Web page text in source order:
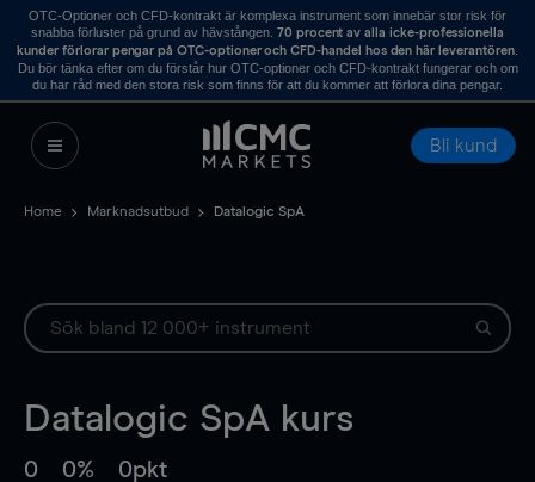
OTC-Optioner och CFD-kontrakt är komplexa instrument som innebär stor risk för
snabba förluster på grund av hävstången. 70 procent av alla icke-professionella
kunder förlorar pengar på OTC-optioner och CFD-handel hos den här leverantören.
Du bör tänka efter om du förstår hur OTC-optioner och CFD-kontrakt fungerar och om
du har råd med den stora risk som finns för att du kommer att förlora dina pengar.
Bli kund
Home Marknadsutbud Datalogic SpA
Datalogic SpA kurs
0 0% 0pkt